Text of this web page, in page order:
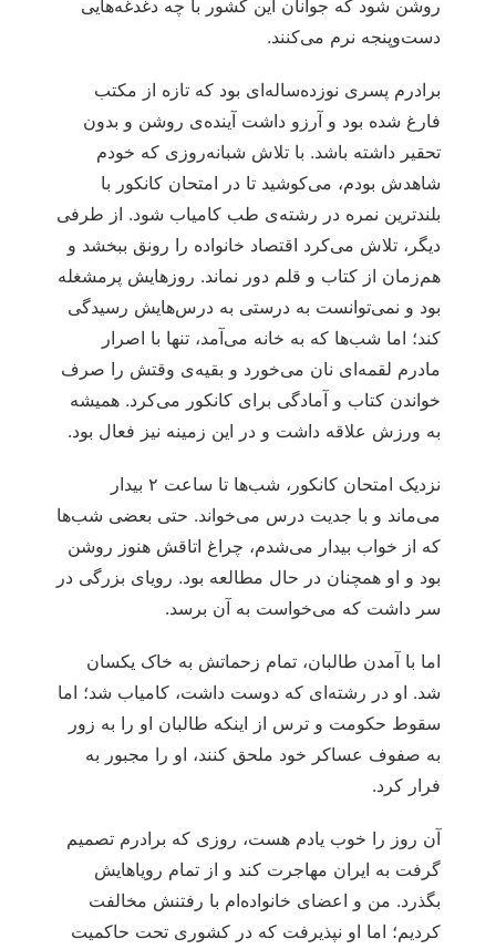
روشن شود که جوانان این کشور با چه دغدغه‌هایی
دست‌وپنجه نرم می‌کنند.
برادرم پسری نوزده‌ساله‌ای بود که تازه از مکتب
فارغ شده بود و آرزو داشت آینده‌ی روشن و بدون
تحقیر داشته باشد. با تلاش شبانه‌روزی که خودم
شاهدش بودم، می‌کوشید تا در امتحان کانکور با
بلندترین نمره در رشته‌ی طب کامیاب شود. از طرفی
دیگر، تلاش می‌کرد اقتصاد خانواده را رونق ببخشد و
هم‌زمان از کتاب و قلم دور نماند. روزهایش پرمشغله
بود و نمی‌توانست به درستی به درس‌هایش رسیدگی
کند؛ اما شب‌ها که به خانه می‌آمد، تنها با اصرار
مادرم لقمه‌ای نان می‌خورد و بقیه‌ی وقتش را صرف
خواندن کتاب و آمادگی برای کانکور می‌کرد. همیشه
به ورزش علاقه داشت و در این زمینه نیز فعال بود.
نزدیک امتحان کانکور، شب‌ها تا ساعت ۲ بیدار
می‌ماند و با جدیت درس می‌خواند. حتی بعضی شب‌ها
که از خواب بیدار می‌شدم، چراغ اتاقش هنوز روشن
بود و او همچنان در حال مطالعه بود. رویای بزرگی در
سر داشت که می‌خواست به آن برسد.
اما با آمدن طالبان، تمام زحماتش به خاک یکسان
شد. او در رشته‌ای که دوست داشت، کامیاب شد؛ اما
سقوط حکومت و ترس از اینکه طالبان او را به زور
به صفوف عساکر خود ملحق کنند، او را مجبور به
فرار کرد.
آن روز را خوب یادم هست، روزی که برادرم تصمیم
گرفت به ایران مهاجرت کند و از تمام رویاهایش
بگذرد. من و اعضای خانواده‌ام با رفتنش مخالفت
کردیم؛ اما او نپذیرفت که در کشوری تحت حاکمیت